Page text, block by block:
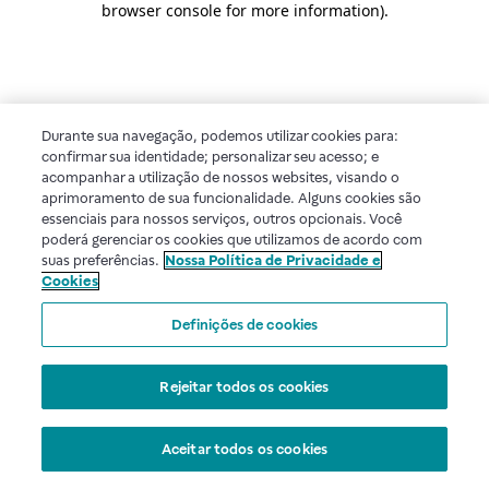
browser console for more information).
Durante sua navegação, podemos utilizar cookies para:
confirmar sua identidade; personalizar seu acesso; e
acompanhar a utilização de nossos websites, visando o
aprimoramento de sua funcionalidade. Alguns cookies são
essenciais para nossos serviços, outros opcionais. Você
poderá gerenciar os cookies que utilizamos de acordo com
suas preferências. Nossa Política de Privacidade e
Cookies
Definições de cookies
Rejeitar todos os cookies
Aceitar todos os cookies